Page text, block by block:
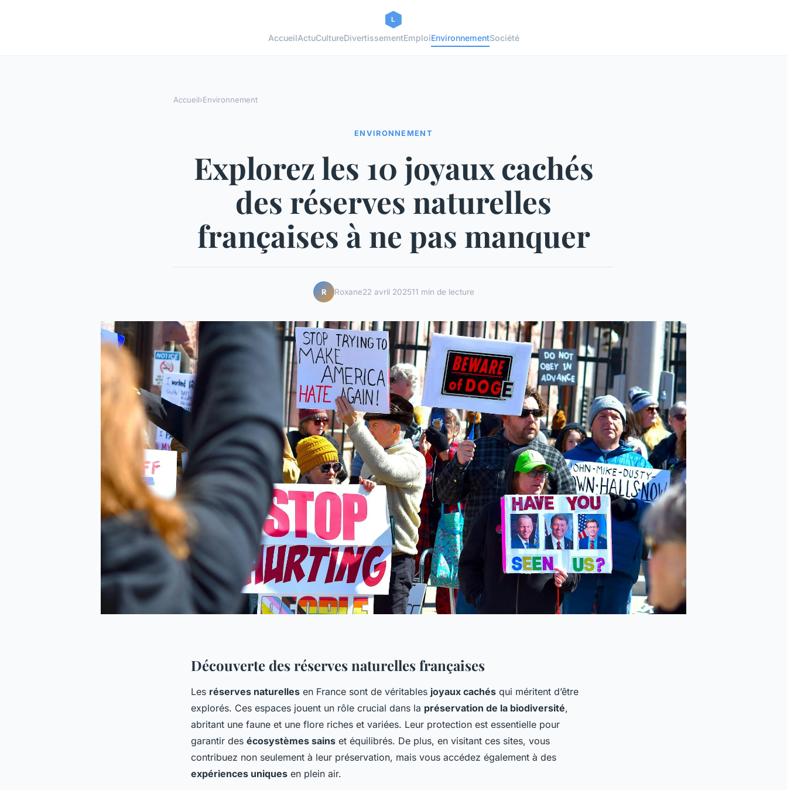
AccueilActuCultureDivertissementEmploiEnvironnementSociété
Accueil›Environnement
ENVIRONNEMENT
Explorez les 10 joyaux cachés
des réserves naturelles
françaises à ne pas manquer
R Roxane22 avril 202511 min de lecture
Découverte des réserves naturelles françaises
Les réserves naturelles en France sont de véritables joyaux cachés qui méritent d’être
explorés. Ces espaces jouent un rôle crucial dans la préservation de la biodiversité,
abritant une faune et une flore riches et variées. Leur protection est essentielle pour
garantir des écosystèmes sains et équilibrés. De plus, en visitant ces sites, vous
contribuez non seulement à leur préservation, mais vous accédez également à des
expériences uniques en plein air.